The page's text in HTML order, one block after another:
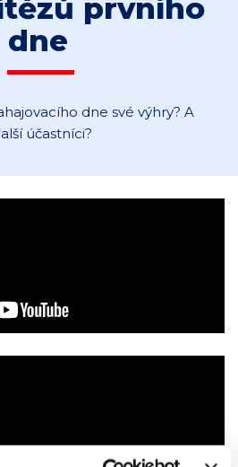
prvního
dne
dne své výhry? A
účastníci?